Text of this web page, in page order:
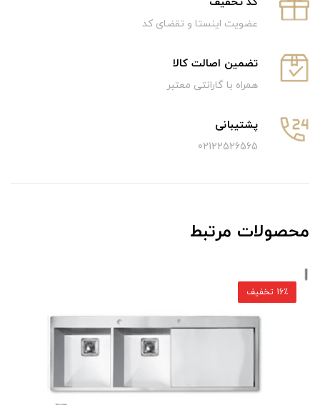
عضویت اینستا و تقضای کد
تضمین اصالت کالا
همراه با گارانتی معتبر
پشتیبانی
02122526565
محصولات مرتبط
16٪ تخفیف